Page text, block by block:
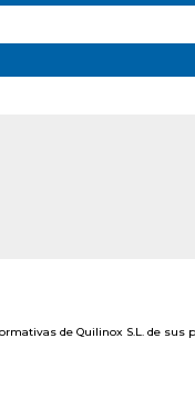
de Quilinox S.L. de sus